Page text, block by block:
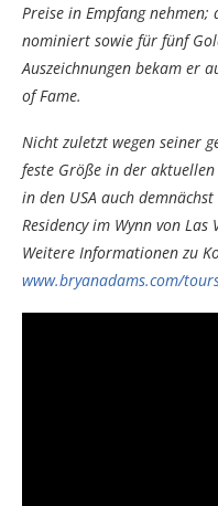
Preise in Empfang
nominiert sowie für fünf
Auszeichnungen bekam er
of Fame.
Nicht zuletzt wegen seiner
feste Größe in der
in den USA auch
Residency im Wynn von
Weitere Informationen zu
www.bryanadams.com/